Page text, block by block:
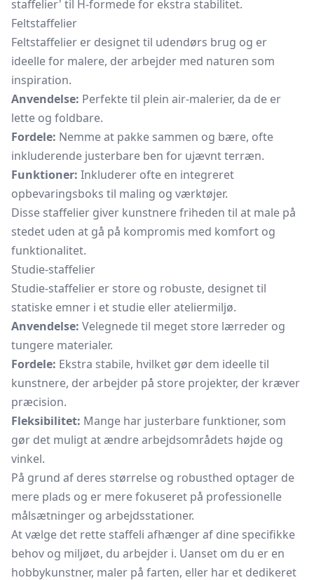
staffelier' til H-formede for ekstra stabilitet.
Feltstaffelier
Feltstaffelier er designet til udendørs brug og er
ideelle for malere, der arbejder med naturen som
inspiration.
Anvendelse: Perfekte til plein air-malerier, da de er
lette og foldbare.
Fordele: Nemme at pakke sammen og bære, ofte
inkluderende justerbare ben for ujævnt terræn.
Funktioner: Inkluderer ofte en integreret
opbevaringsboks til maling og værktøjer.
Disse staffelier giver kunstnere friheden til at male på
stedet uden at gå på kompromis med komfort og
funktionalitet.
Studie-staffelier
Studie-staffelier er store og robuste, designet til
statiske emner i et studie eller ateliermiljø.
Anvendelse: Velegnede til meget store lærreder og
tungere materialer.
Fordele: Ekstra stabile, hvilket gør dem ideelle til
kunstnere, der arbejder på store projekter, der kræver
præcision.
Fleksibilitet: Mange har justerbare funktioner, som
gør det muligt at ændre arbejdsområdets højde og
vinkel.
På grund af deres størrelse og robusthed optager de
mere plads og er mere fokuseret på professionelle
målsætninger og arbejdsstationer.
At vælge det rette staffeli afhænger af dine specifikke
behov og miljøet, du arbejder i. Uanset om du er en
hobbykunstner, maler på farten, eller har et dedikeret